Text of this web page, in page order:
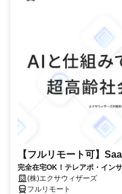
【フルリモート可】
完全在宅OK！テレアポ・イン
す！(株)エクサウィザーズ
フルリモート